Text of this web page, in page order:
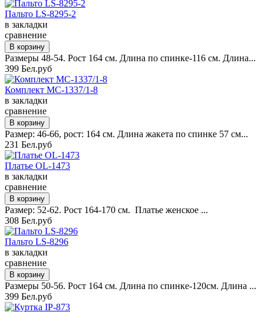
Пальто LS-8295-2
в закладки
сравнение
Размеры 48-54. Рост 164 см. Длина по спинке-116 см. Длина...
399 Бел.руб
Комплект MC-1337/1-8
в закладки
сравнение
Размер: 46-66, рост: 164 см. Длина жакета по спинке 57 см...
231 Бел.руб
Платье OL-1473
в закладки
сравнение
Размер: 52-62. Рост 164-170 см. Платье женское ...
308 Бел.руб
Пальто LS-8296
в закладки
сравнение
Размеры 50-56. Рост 164 см. Длина по спинке-120см. Длина ...
399 Бел.руб